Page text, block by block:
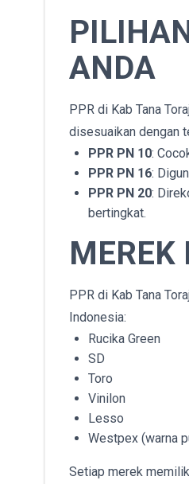
ANDA
PPR di Kab Tana
disesuaikan dengan
PPR PN 10:
PPR PN 16:
PPR PN 20:
bertingkat.
MEREK
PPR di Kab Tana
Indonesia:
Rucika Green
SD
Toro
Vinilon
Lesso
Westpex (warna
Setiap merek